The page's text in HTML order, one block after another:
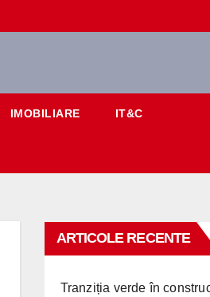
IMOBILIARE IT&C
ARTICOLE RECENTE
Tranziția verde în